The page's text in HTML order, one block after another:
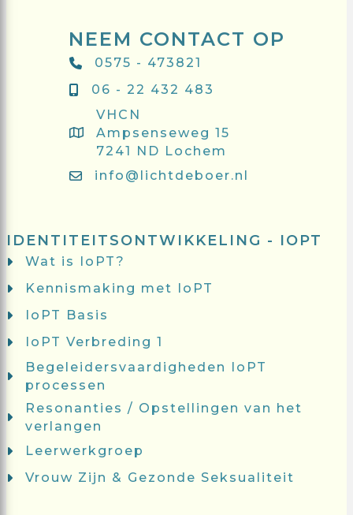
NEEM CONTACT OP
0575 - 473821
06 - 22 432 483
VHCN
Ampsenseweg 15
7241 ND Lochem
info@lichtdeboer.nl
IDENTITEITSONTWIKKELING - IOPT
Wat is IoPT?
Kennismaking met IoPT
IoPT Basis
IoPT Verbreding 1
Begeleidersvaardigheden IoPT
processen
Resonanties / Opstellingen van het
verlangen
Leerwerkgroep
Vrouw Zijn & Gezonde Seksualiteit